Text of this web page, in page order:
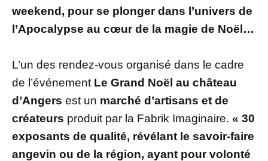
weekend, pour se plonger dans l’univers de
l’Apocalypse au cœur de la magie de Noël…
L’un des rendez-vous organisé dans le cadre
de l’événement Le Grand Noël au château
d’Angers est un marché d’artisans et de
créateurs produit par la Fabrik Imaginaire. « 30
exposants de qualité, révélant le savoir-faire
angevin ou de la région, ayant pour volonté